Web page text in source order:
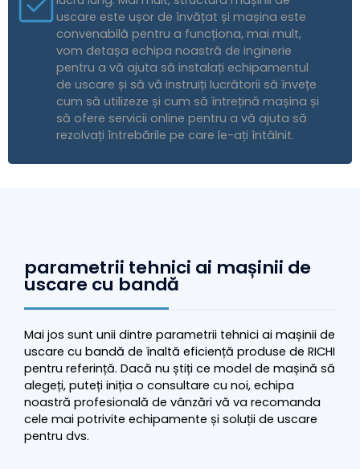
uscare este ușor de învățat și mașina este
convenabilă pentru a funcționa, mai mult,
vom detașa echipa noastră de inginerie
pentru a vă ajuta să instalați echipamentul
de uscare și să vă instruiți lucrătorii să învețe
cum să utilizeze și cum să întrețină mașina și
să ofere servicii online pentru a vă ajuta să
rezolvați întrebările pe care le-ați întâlnit.
parametrii tehnici ai mașinii de
uscare cu bandă
Mai jos sunt unii dintre parametrii tehnici ai mașinii de
uscare cu bandă de înaltă eficiență produse de RICHI
pentru referință. Dacă nu știți ce model de mașină să
alegeți, puteți iniția o consultare cu noi, echipa
noastră profesională de vânzări vă va recomanda
cele mai potrivite echipamente și soluții de uscare
pentru dvs.